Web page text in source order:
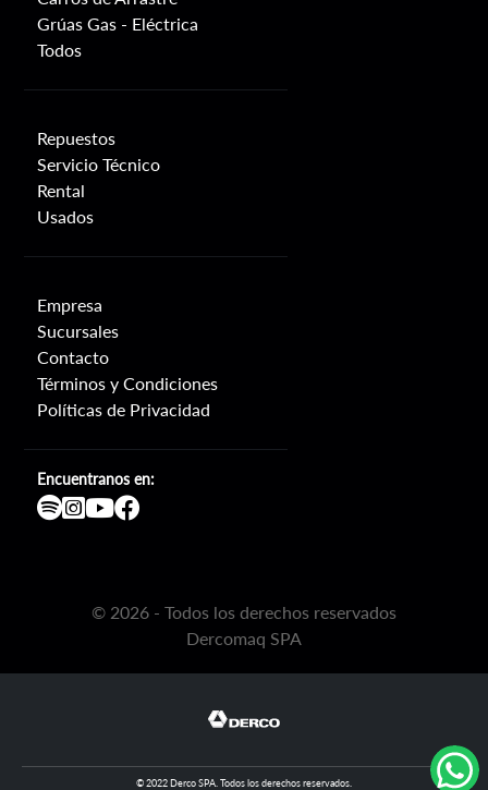
Grúas Gas - Eléctrica
Todos
Repuestos
Servicio Técnico
Rental
Usados
Empresa
Sucursales
Contacto
Términos y Condiciones
Políticas de Privacidad
Encuentranos en:
© 2026 - Todos los derechos reservados
Dercomaq SPA
© 2022 Derco SPA. Todos los derechos reservados.